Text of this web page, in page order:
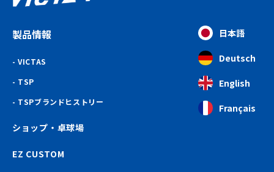
製品情報
VICTAS
TSP
TSPブランドヒストリー
ショップ・卓球場
EZ CUSTOM
日本語
Deutsch
English
Français